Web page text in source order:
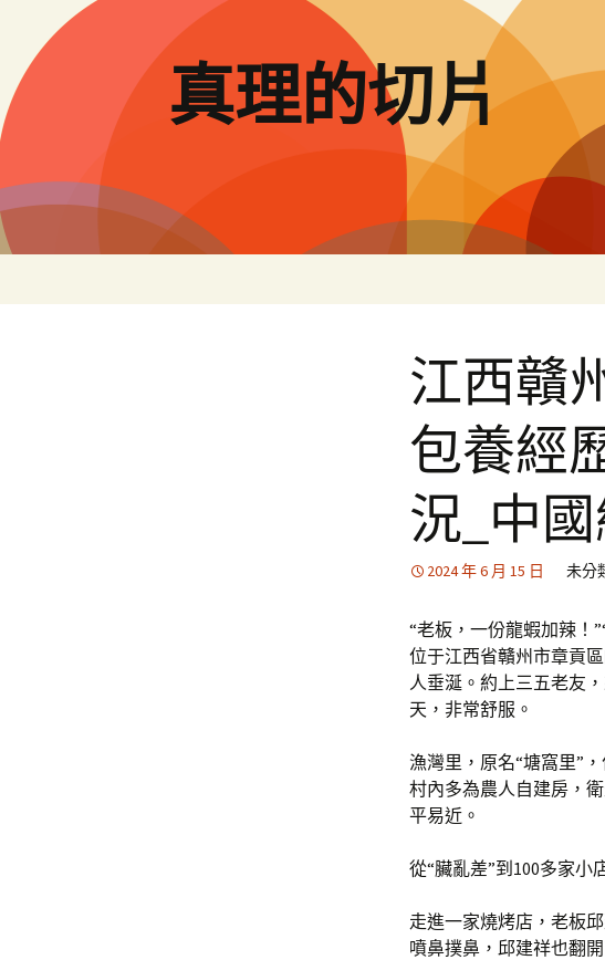
要
內
容
真理的切片
江西贛
包養經
況_中國
2024 年 6 月 15 日 未分
“老板，一份龍蝦加辣！
位于江西省贛州市章貢
人垂涎。約上三五老友
天，非常舒服。
漁灣里，原名“塘窩里”
村內多為農人自建房，
平易近。
從“臟亂差”到100多家小
走進一家燒烤店，老板
噴鼻撲鼻，邱建祥也翻